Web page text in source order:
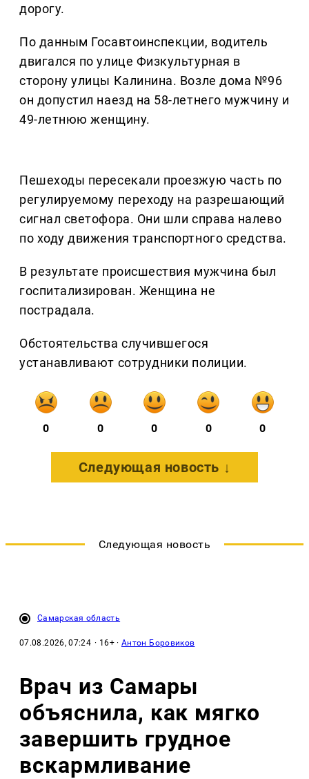
дорогу.
По данным Госавтоинспекции, водитель
двигался по улице Физкультурная в
сторону улицы Калинина. Возле дома №96
он допустил наезд на 58-летнего мужчину и
49-летнюю женщину.
Пешеходы пересекали проезжую часть по
регулируемому переходу на разрешающий
сигнал светофора. Они шли справа налево
по ходу движения транспортного средства.
В результате происшествия мужчина был
госпитализирован. Женщина не
пострадала.
Обстоятельства случившегося
устанавливают сотрудники полиции.
0 0 0 0 0
Следующая новость ↓
Следующая новость
Самарская область
07.08.2026, 07:24 · 16+ ·Антон Боровиков
Врач из Самары
объяснила, как мягко
завершить грудное
вскармливание